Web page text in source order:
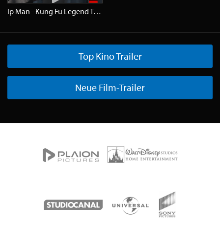
Ip Man - Kung Fu LegendTrailer
Top Kino Trailer
Neue Film-Trailer